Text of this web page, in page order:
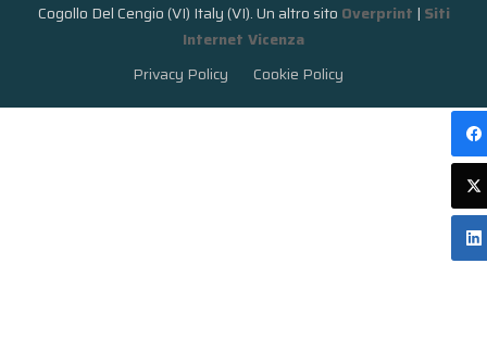
Cogollo Del Cengio (VI) Italy (VI). Un altro sito Overprint | Siti
Internet Vicenza
Privacy Policy
Cookie Policy